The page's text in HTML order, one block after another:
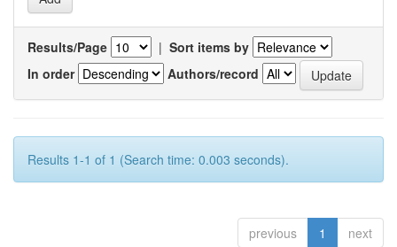
Results/Page | Sort items by
In order
Authors/record
Results 1-1 of 1 (Search time: 0.003 seconds).
previous 1 next